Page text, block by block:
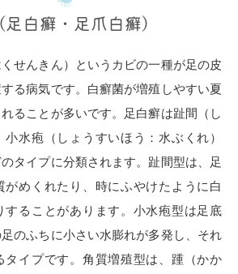
足白癬・足爪白癬）
せんきん）というカビの一種が足の皮
る病気です。白癬菌が増殖しやすい夏
ることが多いです。足白癬は趾間（し
水疱（しょうすいほう：水ぶくれ）
タイプに分類されます。趾間型は、足
がめくれたり、時にふやけたように白
することがあります。小水疱型は足底
のふちに小さい水膨れが多発し、それ
タイプです。角質増殖型は、踵（かか